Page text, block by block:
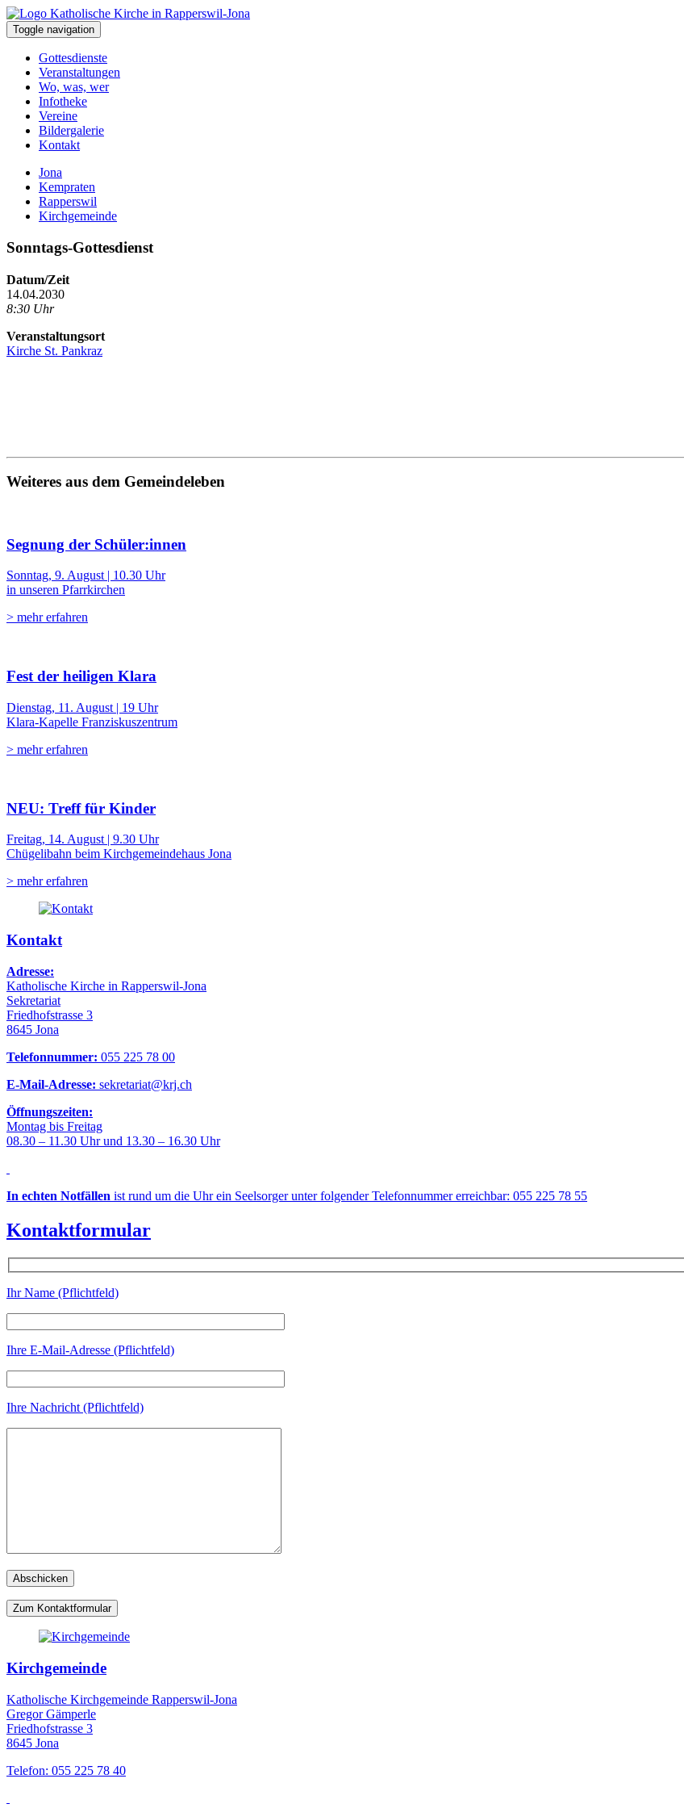
Toggle navigation
Gottesdienste
Veranstaltungen
Wo, was, wer
Infotheke
Vereine
Bildergalerie
Kontakt
Jona
Kempraten
Rapperswil
Kirchgemeinde
Sonntags-Gottesdienst
Datum/Zeit
14.04.2030
8:30 Uhr
Veranstaltungsort
Kirche St. Pankraz
Weiteres aus dem Gemeindeleben
Segnung der Schüler:innen
Sonntag, 9. August | 10.30 Uhr
in unseren Pfarrkirchen
> mehr erfahren
Fest der heiligen Klara
Dienstag, 11. August | 19 Uhr
Klara-Kapelle Franziskuszentrum
> mehr erfahren
NEU: Treff für Kinder
Freitag, 14. August | 9.30 Uhr
Chügelibahn beim Kirchgemeindehaus Jona
> mehr erfahren
Kontakt
Adresse:
Katholische Kirche in Rapperswil-Jona
Sekretariat
Friedhofstrasse 3
8645 Jona
Telefonnummer: 055 225 78 00
E-Mail-Adresse: sekretariat@krj.ch
Öffnungszeiten:
Montag bis Freitag
08.30 – 11.30 Uhr und 13.30 – 16.30 Uhr
In echten Notfällen ist rund um die Uhr ein Seelsorger unter folgender Telefonnummer erreichbar: 055 225 78 55
Kontaktformular
Ihr Name (Pflichtfeld)
Ihre E-Mail-Adresse (Pflichtfeld)
Ihre Nachricht (Pflichtfeld)
Zum Kontaktformular
Kirchgemeinde
Katholische Kirchgemeinde Rapperswil-Jona
Gregor Gämperle
Friedhofstrasse 3
8645 Jona
Telefon: 055 225 78 40